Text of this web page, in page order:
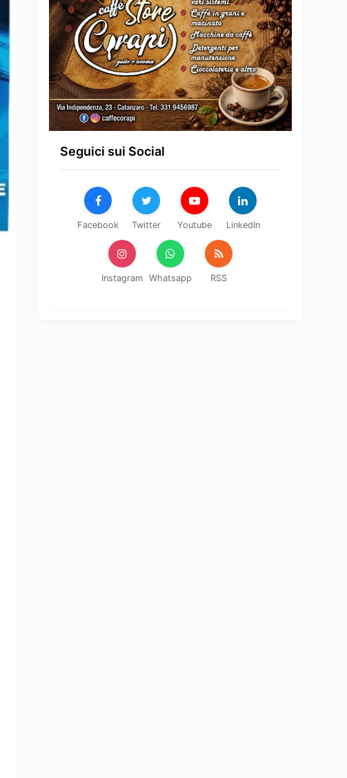
Seguici sui Social
Facebook Twitter Youtube LinkedIn
Instagram Whatsapp RSS